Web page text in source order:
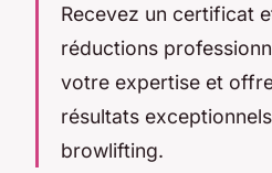
Recevez un certificat
réductions
votre expertise et
résultats
browlifting.